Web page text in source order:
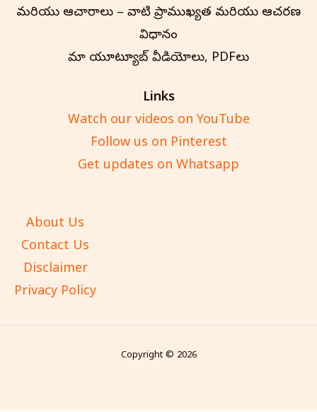
మరియు ఆచారాలు – వాటి ప్రాముఖ్యత మరియు ఆచరణ
విధానం
మా యూట్యూబ్ వీడియోలు, PDFలు
Links
Watch our videos on YouTube
Follow us on Pinterest
Get updates on Whatsapp
About Us
Contact Us
Disclaimer
Privacy Policy
Copyright © 2026